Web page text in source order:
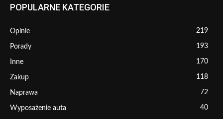
POPULARNE KATEGORIE
Opinie 219
Porady 193
Inne 170
Zakup 118
Naprawa 72
Wyposażenie auta 40